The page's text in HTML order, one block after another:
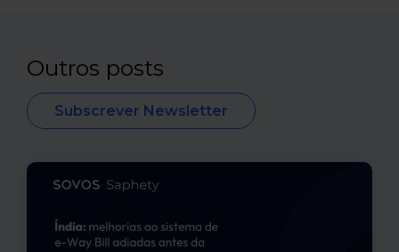
Outros posts
Subscrever Newsletter